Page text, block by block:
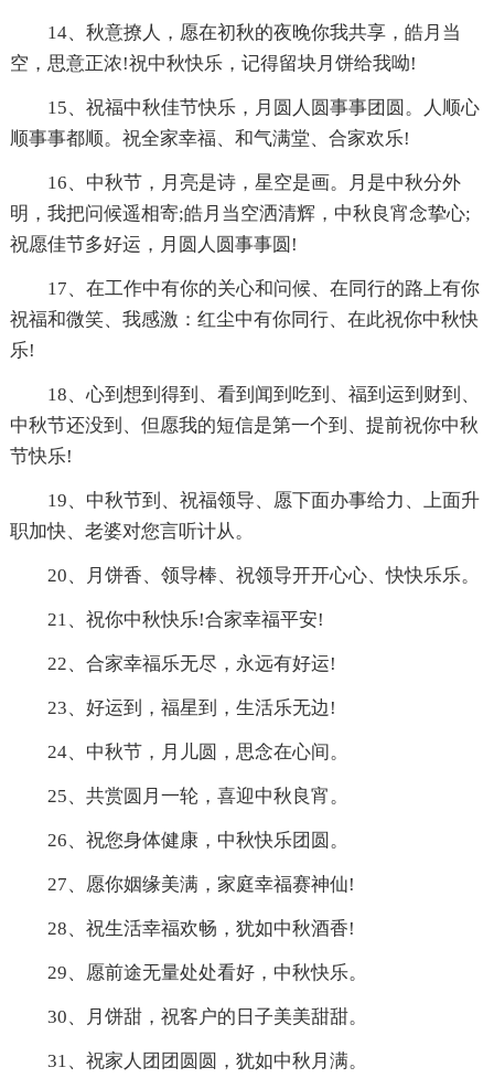
14、秋意撩人，愿在初秋的夜晚你我共享，皓月当
空，思意正浓!祝中秋快乐，记得留块月饼给我呦!
15、祝福中秋佳节快乐，月圆人圆事事团圆。人顺心
顺事事都顺。祝全家幸福、和气满堂、合家欢乐!
16、中秋节，月亮是诗，星空是画。月是中秋分外
明，我把问候遥相寄;皓月当空洒清辉，中秋良宵念挚心;
祝愿佳节多好运，月圆人圆事事圆!
17、在工作中有你的关心和问候、在同行的路上有你
祝福和微笑、我感激：红尘中有你同行、在此祝你中秋快
乐!
18、心到想到得到、看到闻到吃到、福到运到财到、
中秋节还没到、但愿我的短信是第一个到、提前祝你中秋
节快乐!
19、中秋节到、祝福领导、愿下面办事给力、上面升
职加快、老婆对您言听计从。
20、月饼香、领导棒、祝领导开开心心、快快乐乐。
21、祝你中秋快乐!合家幸福平安!
22、合家幸福乐无尽，永远有好运!
23、好运到，福星到，生活乐无边!
24、中秋节，月儿圆，思念在心间。
25、共赏圆月一轮，喜迎中秋良宵。
26、祝您身体健康，中秋快乐团圆。
27、愿你姻缘美满，家庭幸福赛神仙!
28、祝生活幸福欢畅，犹如中秋酒香!
29、愿前途无量处处看好，中秋快乐。
30、月饼甜，祝客户的日子美美甜甜。
31、祝家人团团圆圆，犹如中秋月满。